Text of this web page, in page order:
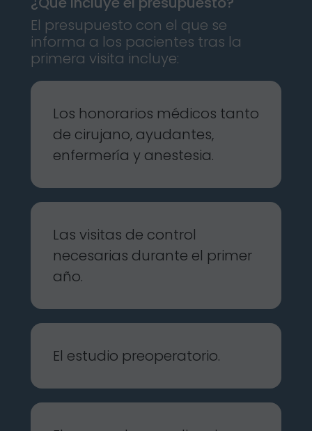
El presupuesto con el que se
informa a los pacientes tras la
primera visita incluye:
Los honorarios médicos tanto
de cirujano, ayudantes,
enfermería y anestesia.
Las visitas de control
necesarias durante el primer
año.
El estudio preoperatorio.